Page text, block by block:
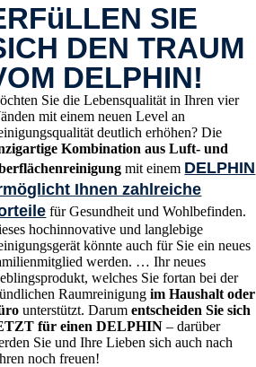
SIE
DEN TRAUM
DELPHIN!
Sie die Lebensqualität in Ihren vier
mit einem neuen Level an
deutlich erhöhen? Die
Kombination aus Luft- und
mit einem DELPHIN
Ihnen zahlreiche
für Gesundheit und Wohlbefinden.
hochinnovative und langlebige
könnte auch für Sie ein neues
werden. … Ihr neues
welches Sie fortan bei der
Raumreinigungim Haushalt oder
unterstützt. Darumentscheiden Sie sich
für einen DELPHIN – darüber
Sie und Ihre Lieben sich auch nach
noch freuen!